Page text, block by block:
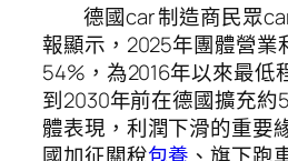
德國car 制造商民眾
報顯示，2025年團體營業
54%，為2016年以來最低
到2030年前在德國擴充約
體表現，利潤下滑的重要